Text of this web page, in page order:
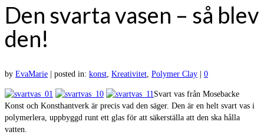
Den svarta vasen – så blev
den!
by EvaMarie posted in: konst, Kreativitet, Polymer Clay 0
Svart vas från Mosebacke
Konst och Konsthantverk är precis vad den säger. Den är en helt svart vas i
polymerlera, uppbyggd runt ett glas för att säkerställa att den ska hålla
vatten.